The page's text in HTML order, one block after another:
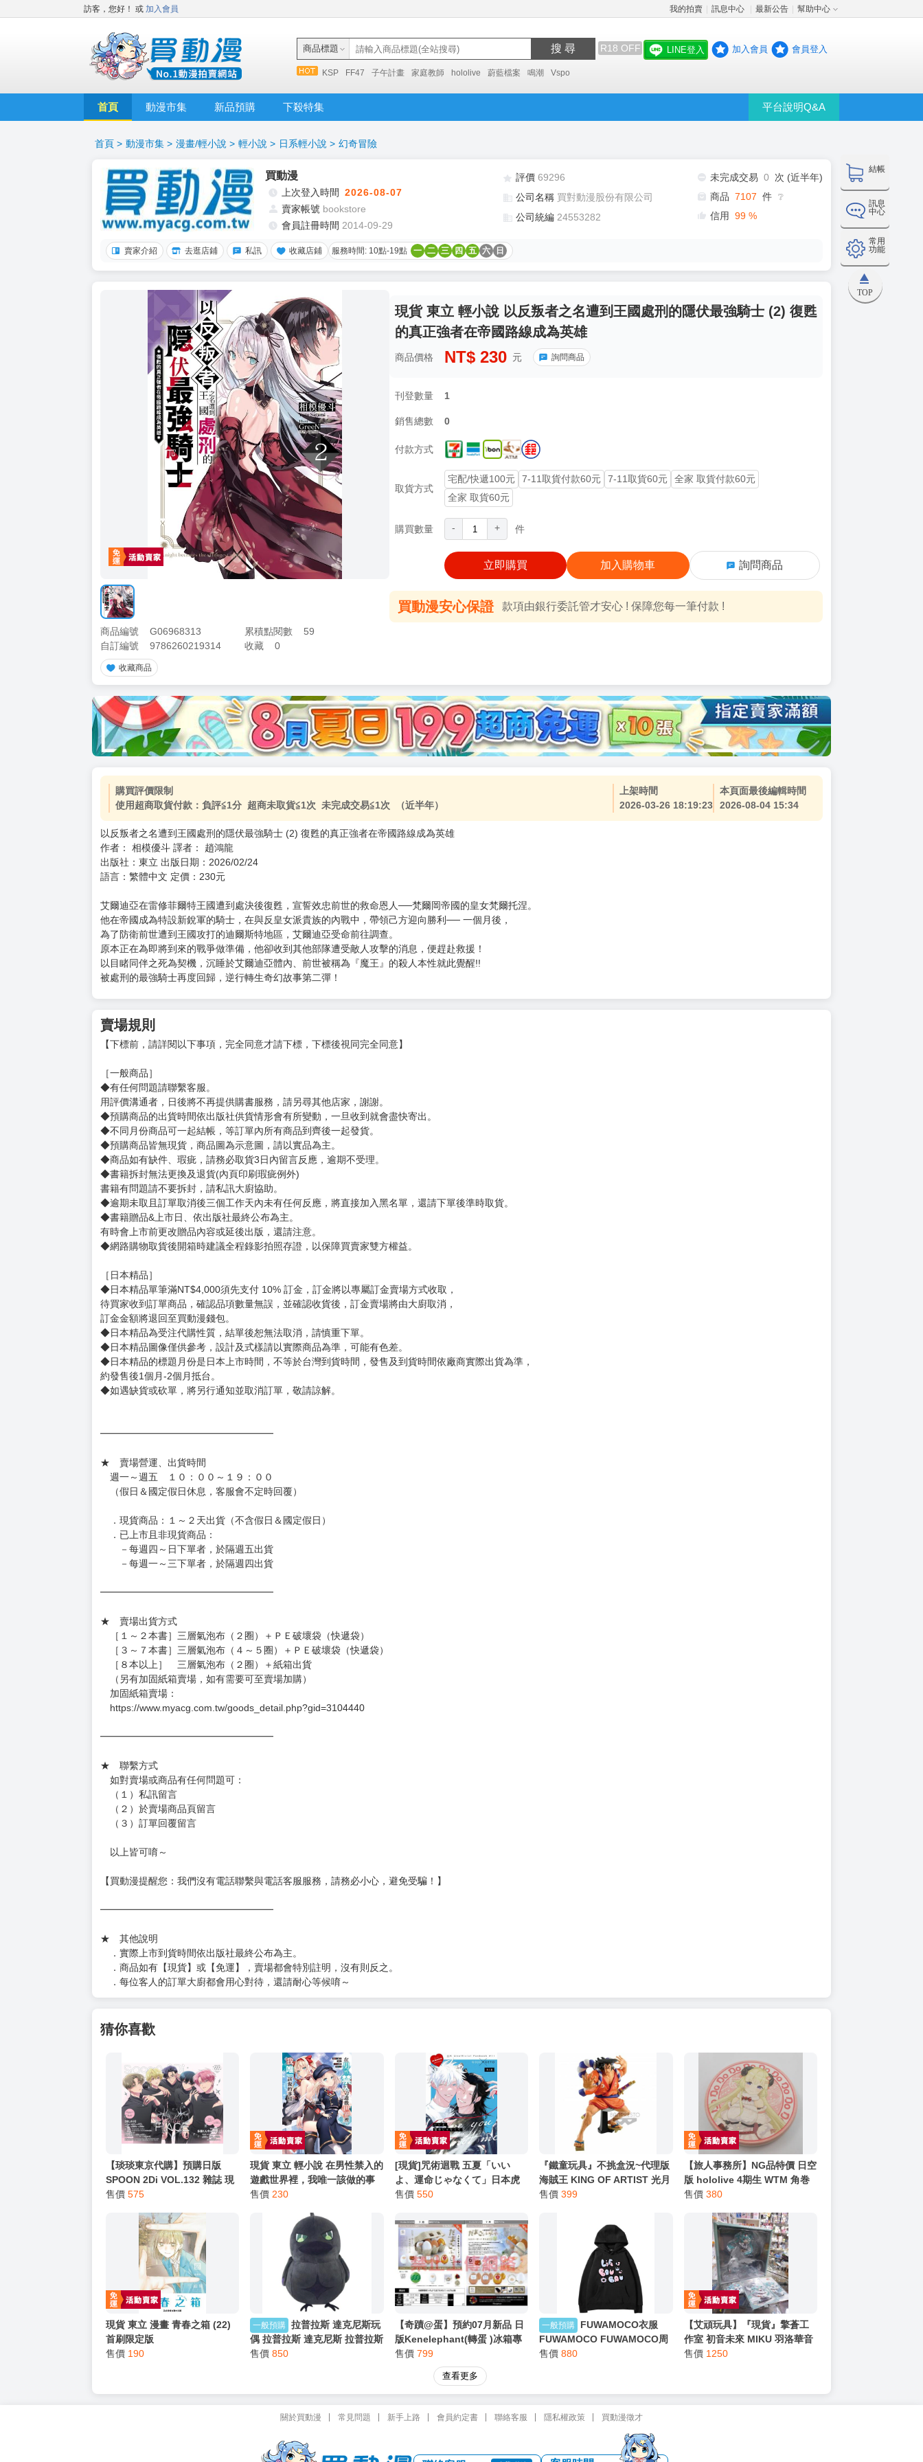
訪客，您好！ 或 加入會員 我的拍賣 訊息中心 最新公告 幫助中心
商品標題 搜 尋 R18 OFF
KSP FF47 子午計畫 家庭教師 hololive 蔚藍檔案 鳴潮 Vspo
LINE登入 加入會員 會員登入
首頁 動漫市集 新品預購 下殺特集 平台說明Q&A
結帳
訊息
中心
常用
功能
TOP
首頁 > 動漫市集 > 漫畫/輕小說 > 輕小說 > 日系輕小說 > 幻奇冒險
買動漫
上次登入時間 2026-08-07
賣家帳號 bookstore
會員註冊時間 2014-09-29
評價 69296
公司名稱 買對動漫股份有限公司
公司統編 24553282
未完成交易 0
次 (近半年)
商品 7107 件 ❔
信用 99 %
賣家介紹 去逛店鋪 私訊 收藏店鋪 服務時間: 10點-19點 一 二 三 四 五 六 日
商品編號 G06968313 累積點閱數
59
自訂編號
9786260219314 收藏 0
收藏商品
現貨 東立 輕小說 以反叛者之名遭到王國處刑的隱伏最強騎士 (2) 復甦
的真正強者在帝國路線成為英雄
商品價格 NT$ 230 元 詢問商品
刊登數量 1
銷售總數 0
付款方式
取貨方式
宅配/快遞100元 7-11取貨付款60元 7-11取貨60元
全家 取貨付款60元
全家 取貨60元
購買數量 - + 件
立即購買 加入購物車 詢問商品
買動漫安心保證 款項由銀行委託管才安心 ! 保障您每一筆付款 !
購買評價限制
使用超商取貨付款：負評≦1分 超商未取貨≦1次 未完成交易≦1次 （近半年）
上架時間
2026-03-26 18:19:23
本頁面最後編輯時間
2026-08-04 15:34
以反叛者之名遭到王國處刑的隱伏最強騎士 (2) 復甦的真正強者在帝國路線成為英雄
作者： 相模優斗 譯者： 趙鴻龍
出版社：東立 出版日期：2026/02/24
語言：繁體中文 定價：230元
艾爾迪亞在雷修菲爾特王國遭到處決後復甦，宣誓效忠前世的救命恩人──梵爾岡帝國的皇女梵爾托涅。
他在帝國成為特設新銳軍的騎士，在與反皇女派貴族的內戰中，帶領己方迎向勝利── 一個月後，
為了防衛前世遭到王國攻打的迪爾斯特地區，艾爾迪亞受命前往調查。
原本正在為即將到來的戰爭做準備，他卻收到其他部隊遭受敵人攻擊的消息，便趕赴救援！
以目睹同伴之死為契機，沉睡於艾爾迪亞體內、前世被稱為『魔王』的殺人本性就此覺醒!!
被處刑的最強騎士再度回歸，逆行轉生奇幻故事第二彈！
賣場規則
【下標前，請詳閱以下事項，完全同意才請下標，下標後視同完全同意】
［一般商品］
◆有任何問題請聯繫客服。
用評價溝通者，日後將不再提供購書服務，請另尋其他店家，謝謝。
◆預購商品的出貨時間依出版社供貨情形會有所變動，一旦收到就會盡快寄出。
◆不同月份商品可一起結帳，等訂單內所有商品到齊後一起發貨。
◆預購商品皆無現貨，商品圖為示意圖，請以實品為主。
◆商品如有缺件、瑕疵，請務必取貨3日內留言反應，逾期不受理。
◆書籍拆封無法更換及退貨(內頁印刷瑕疵例外)
書籍有問題請不要拆封，請私訊大廚協助。
◆逾期未取且訂單取消後三個工作天內未有任何反應，將直接加入黑名單，還請下單後準時取貨。
◆書籍贈品&上市日、依出版社最終公布為主。
有時會上市前更改贈品內容或延後出版，還請注意。
◆網路購物取貨後開箱時建議全程錄影拍照存證，以保障買賣家雙方權益。
［日本精品］
◆日本精品單筆滿NT$4,000須先支付 10% 訂金，訂金將以專屬訂金賣場方式收取，
待買家收到訂單商品，確認品項數量無誤，並確認收貨後，訂金賣場將由大廚取消，
訂金金額將退回至買動漫錢包。
◆日本精品為受注代購性質，結單後恕無法取消，請慎重下單。
◆日本精品圖像僅供參考，設計及式樣請以實際商品為準，可能有色差。
◆日本精品的標題月份是日本上市時間，不等於台灣到貨時間，發售及到貨時間依廠商實際出貨為準，
約發售後1個月-2個月抵台。
◆如遇缺貨或砍單，將另行通知並取消訂單，敬請諒解。
━━━━━━━━━━━━━━━━━━
★ 賣場營運、出貨時間
週一～週五 １０：００～１９：００
（假日＆國定假日休息，客服會不定時回覆）
．現貨商品：１～２天出貨（不含假日＆國定假日）
．已上市且非現貨商品：
－每週四～日下單者，於隔週五出貨
－每週一～三下單者，於隔週四出貨
━━━━━━━━━━━━━━━━━━
★ 賣場出貨方式
［１～２本書］三層氣泡布（２圈）＋ＰＥ破壞袋（快遞袋）
［３～７本書］三層氣泡布（４～５圈）＋ＰＥ破壞袋（快遞袋）
［８本以上］ 三層氣泡布（２圈）＋紙箱出貨
（另有加固紙箱賣場，如有需要可至賣場加購）
加固紙箱賣場：
https://www.myacg.com.tw/goods_detail.php?gid=3104440
━━━━━━━━━━━━━━━━━━
★ 聯繫方式
如對賣場或商品有任何問題可：
（１）私訊留言
（２）於賣場商品頁留言
（３）訂單回覆留言
以上皆可唷～
【買動漫提醒您：我們沒有電話聯繫與電話客服服務，請務必小心，避免受騙！】
━━━━━━━━━━━━━━━━━━
★ 其他說明
．實際上市到貨時間依出版社最終公布為主。
．商品如有【現貨】或【免運】，賣場都會特別註明，沒有則反之。
．每位客人的訂單大廚都會用心對待，還請耐心等候唷～
猜你喜歡
【琰琰東京代購】預購日版
SPOON 2Di VOL.132 雜誌 現
在的是哪一個多聞 福原多聞 多
售價 575
現貨 東立 輕小說 在男性禁入的
遊戲世界裡，我唯一該做的事
情 (3) 我轉生成了夾在百合之間
售價 230
[現貨]咒術迴戰 五夏「いい
よ、運命じゃなくて」日本虎
之穴(日文同人誌)作家：サンド
售價 550
『鐵童玩具』不挑盒況~代理版
海賊王 KING OF ARTIST 光月
御田 約17cm 177572
售價 399
【旅人事務所】NG品特價 日空
版 hololive 4期生 WTM 角巻
わため 角卷綿芽 3D化 紀念 數
680元 特價380元】
售價 380
現貨 東立 漫畫 青春之箱 (22)
首刷限定版
售價 190
一般預購 拉普拉斯 達克尼斯玩
偶 拉普拉斯 達克尼斯 拉普拉斯
·暗黑 HOLOLIVE HOLOLIVE
售價 850
【奇蹟@蛋】預約07月新品 日
版Kenelephant(轉蛋 )冰箱專
用公仔 假裝是雞蛋 全6種整套
售價 799
一般預購
FUWAMOCO衣服
FUWAMOCO FUWAMOCO周
邊 HOLOLIVE HOLOLIVE周邊
售價 880
【艾頑玩具】『現貨』擎蒼工
作室 初音未來 MIKU 羽洛華音
Q版 PVC完成品 附特典徽章
售價 1250
查看更多
關於買動漫 常見問題 新手上路 會員約定書 聯絡客服 隱私權政策 買動漫徵才